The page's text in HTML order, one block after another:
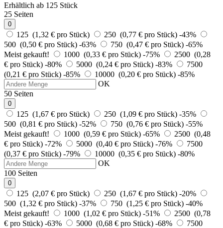
Erhältlich ab 125 Stück
25 Seiten
0
125 (1,32 € pro Stück) 250 (0,77 € pro Stück) -43%
500 (0,50 € pro Stück) -63% 750 (0,47 € pro Stück) -65%
Meist gekauft!
1000 (0,33 € pro Stück) -75%
2500 (0,28
€ pro Stück) -80% 5000 (0,24 € pro Stück) -83%
7500
(0,21 € pro Stück) -85% 10000 (0,20 € pro Stück) -85%
OK
50 Seiten
0
125 (1,67 € pro Stück) 250 (1,09 € pro Stück) -35%
500 (0,81 € pro Stück) -52% 750 (0,76 € pro Stück) -55%
Meist gekauft!
1000 (0,59 € pro Stück) -65%
2500 (0,48
€ pro Stück) -72% 5000 (0,40 € pro Stück) -76%
7500
(0,37 € pro Stück) -79% 10000 (0,35 € pro Stück) -80%
OK
100 Seiten
0
125 (2,07 € pro Stück) 250 (1,67 € pro Stück) -20%
500 (1,32 € pro Stück) -37% 750 (1,25 € pro Stück) -40%
Meist gekauft!
1000 (1,02 € pro Stück) -51%
2500 (0,78
€ pro Stück) -63% 5000 (0,68 € pro Stück) -68%
7500